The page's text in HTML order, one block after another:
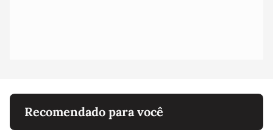
Recomendado para você